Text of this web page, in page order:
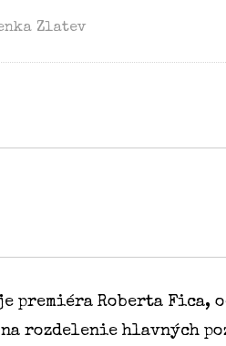
Zlatev
Roberta Fica,
na rozdelenie